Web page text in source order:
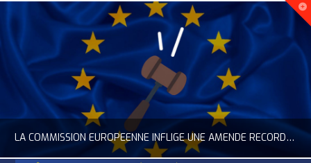
LA COMMISSION EUROPÉENNE INFLIGE UNE AMENDE RECORD À GOOGLE